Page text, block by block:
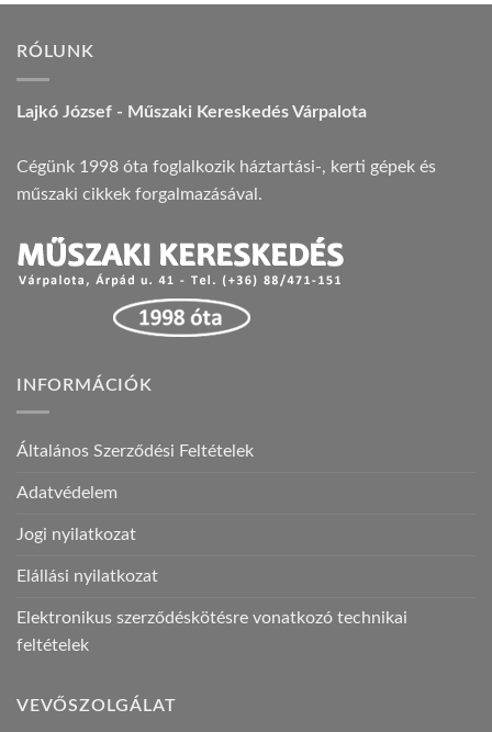
128.990 Ft.114.990 Ft.
RÓLUNK
Lajkó József - Műszaki Kereskedés Várpalota
Cégünk 1998 óta foglalkozik háztartási-, kerti gépek és
műszaki cikkek forgalmazásával.
INFORMÁCIÓK
Általános Szerződési Feltételek
Adatvédelem
Jogi nyilatkozat
Elállási nyilatkozat
Elektronikus szerződéskötésre vonatkozó technikai
feltételek
VEVŐSZOLGÁLAT